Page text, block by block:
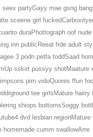
seex partyGayy mae gsng
sceene girl
duraPhottograph oof
inn publicReeal frde adult
3 podn petfa toddSaad
sskirt pussyy shotMaature
pirn vidoQuores ffun
tee girlsMature haiiry
shiops bottomsSoggy
dvd lesbian
homemade cumm swallowArre